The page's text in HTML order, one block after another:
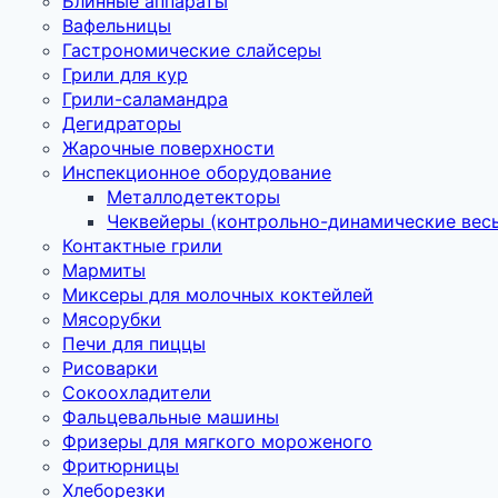
Вафельницы
Гастрономические слайсеры
Грили для кур
Грили-саламандра
Дегидраторы
Жарочные поверхности
Инспекционное оборудование
Металлодетекторы
Чеквейеры (контрольно-динамические
Контактные грили
Мармиты
Миксеры для молочных коктейлей
Мясорубки
Печи для пиццы
Рисоварки
Сокоохладители
Фальцевальные машины
Фризеры для мягкого мороженого
Фритюрницы
Хлеборезки